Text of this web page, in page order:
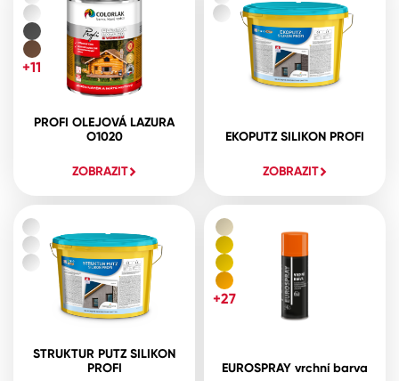
PROFI OLEJOVÁ LAZURA
O1020
ZOBRAZIT
+11
EKOPUTZ SILIKON PROFI
ZOBRAZIT
STRUKTUR PUTZ SILIKON
PROFI
EUROSPRAY vrchní barva
+27